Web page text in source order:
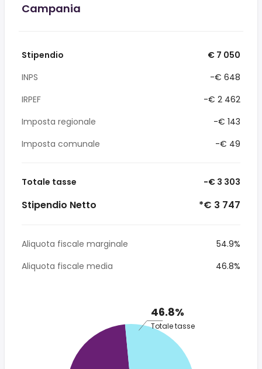
Campania
Stipendio
€ 7 050
INPS
-€ 648
IRPEF
-€ 2 462
Imposta regionale
-€ 143
Imposta comunale
-€ 49
Totale tasse -€ 3 303
Stipendio Netto *€ 3 747
Aliquota fiscale marginale
54.9%
Aliquota fiscale media
46.8%
46.8%
Totale tasse